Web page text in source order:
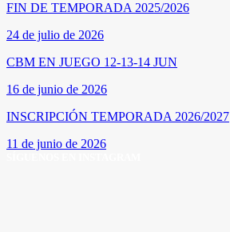
FIN DE TEMPORADA 2025/2026
24 de julio de 2026
CBM EN JUEGO 12-13-14 JUN
16 de junio de 2026
INSCRIPCIÓN TEMPORADA 2026/2027
11 de junio de 2026